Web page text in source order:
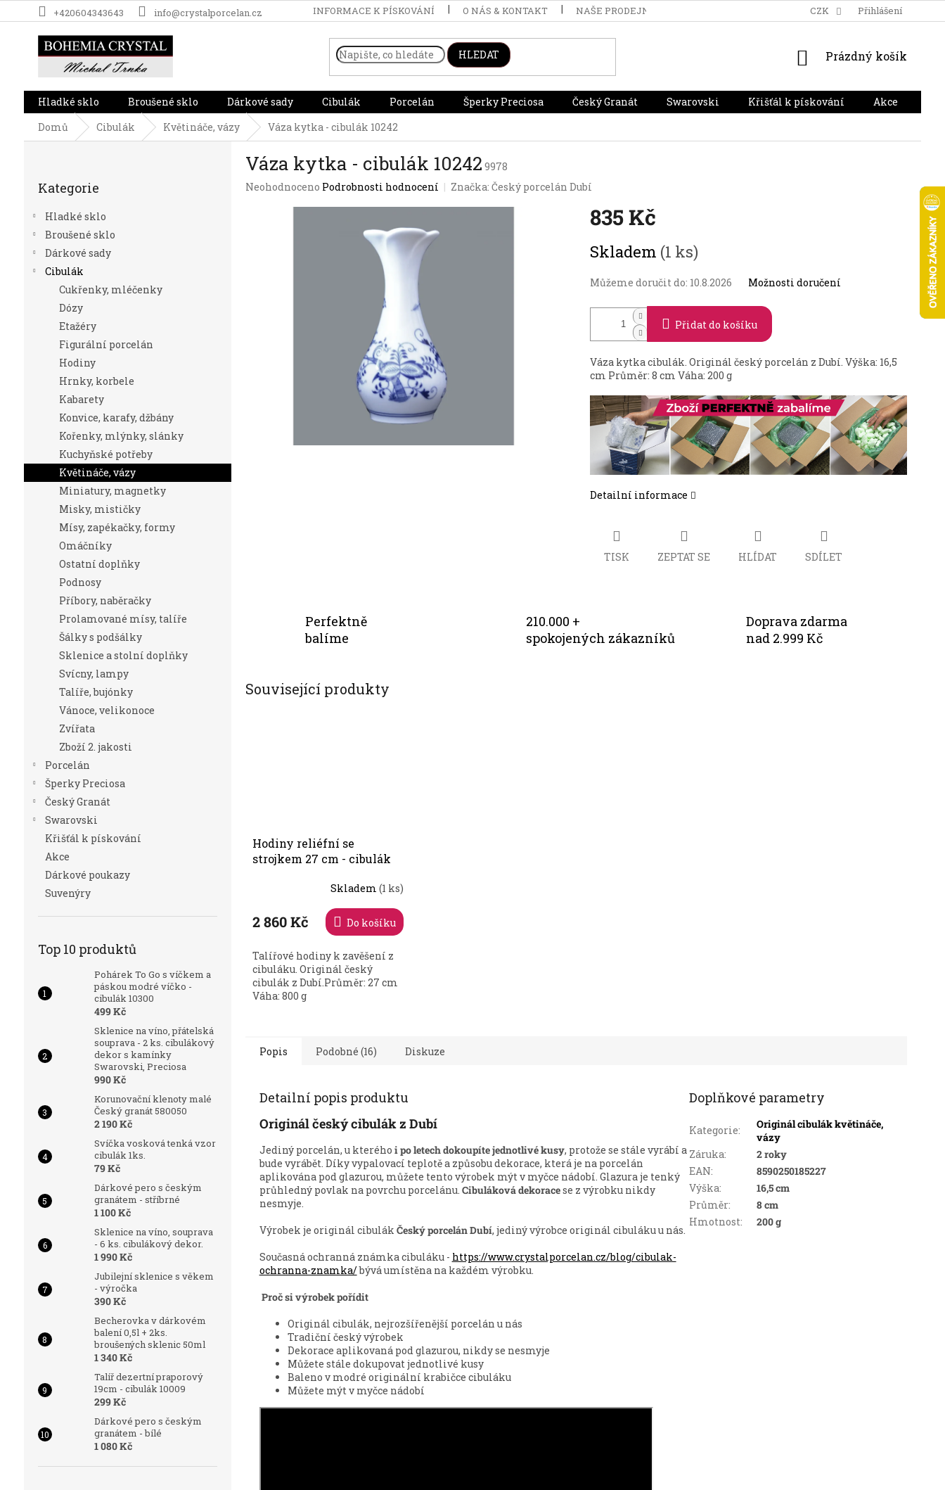
na
+420604343643 info@crystalporcelan.cz INFORMACE K PÍSKOVÁNÍ O NÁS & KONTAKT NAŠE PRODEJNA HODNOCENÍ OBCHODU
CZK Přihlášení
HLEDAT
NÁKUPNÍ
Prázdný košík
Hladké sklo Broušené sklo Dárkové sady Cibulák Porcelán Šperky Preciosa Český Granát Swarovski Křišťál k pískování Akce
Domů
Cibulák Květináče, vázy Váza kytka - cibulák 10242
kategorie
Kategorie
Hladké sklo
Broušené sklo
Dárkové sady
Cibulák
Cukřenky, mléčenky
Dózy
Etažéry
Figurální porcelán
Hodiny
Hrnky, korbele
Kabarety
Konvice, karafy, džbány
Kořenky, mlýnky, slánky
Kuchyňské potřeby
Květináče, vázy
Miniatury, magnetky
Misky, mističky
Mísy, zapékačky, formy
Omáčníky
Ostatní doplňky
Podnosy
Příbory, naběračky
Prolamované mísy, talíře
Šálky s podšálky
Sklenice a stolní doplňky
Svícny, lampy
Talíře, bujónky
Vánoce, velikonoce
Zvířata
Zboží 2. jakosti
Porcelán
Šperky Preciosa
Český Granát
Swarovski
Křišťál k pískování
Akce
Dárkové poukazy
Suvenýry
Top 10 produktů
Pohárek To Go s víčkem a
páskou modré víčko -
cibulák 10300
499 Kč
Sklenice na víno, přátelská
souprava - 2 ks. cibulákový
dekor s kamínky
Swarovski, Preciosa
990 Kč
Korunovační klenoty malé
Český granát 580050
2 190 Kč
Svíčka vosková tenká vzor
cibulák 1ks.
79 Kč
Dárkové pero s českým
granátem - stříbrné
1 100 Kč
Sklenice na víno, souprava
- 6 ks. cibulákový dekor.
1 990 Kč
Jubilejní sklenice s věkem
- výročka
390 Kč
Becherovka v dárkovém
balení 0,5l + 2ks.
broušených sklenic 50ml
1 340 Kč
Talíř dezertní praporový
19cm - cibulák 10009
299 Kč
Dárkové pero s českým
granátem - bílé
1 080 Kč
Váza kytka - cibulák 10242 9978
Průměrné
Neohodnoceno Podrobnosti hodnocení Značka:Český porcelán Dubí
835 Kč
cena:
Skladem (1 ks)
Můžeme doručit do: 10.8.2026 Možnosti doručení
Přidat do košíku
Váza kytka cibulák. Originál český porcelán z Dubí. Výška: 16,5
cm Průměr: 8 cm Váha: 200 g
Detailní informace
TISK ZEPTAT SE HLÍDAT SDÍLET
Perfektně
balíme
210.000 +
spokojených zákazníků
Doprava zdarma
nad 2.999 Kč
Související produkty
Hodiny reliéfní se
strojkem 27 cm - cibulák
Skladem(1 ks)
2 860 Kč Do košíku
Talířové hodiny k zavěšení z
cibuláku. Originál český
cibulák z Dubí.Průměr: 27 cm
Váha: 800 g
Popis Podobné (16) Diskuze
Detailní popis produktu
Originál český cibulák z Dubí
Jediný porcelán, u kterého i po letech dokoupíte jednotlivé kusy, protože se stále vyrábí a
bude vyrábět. Díky vypalovací teplotě a způsobu dekorace, která je na porcelán
aplikována pod glazurou, můžete tento výrobek mýt v myčce nádobí. Glazura je tenký
průhledný povlak na povrchu porcelánu. Cibuláková dekoracese z výrobku nikdy
nesmyje.
Výrobek je originál cibulák Český porcelán Dubí, jediný výrobce originál cibuláku u nás.
Současná ochranná známka cibuláku - https://www.crystalporcelan.cz/blog/cibulak-
ochranna-znamka/bývá umístěna na každém výrobku.
Proč si výrobek pořídit
Originál cibulák, nejrozšířenější porcelán u nás
Tradiční český výrobek
Dekorace aplikovaná pod glazurou, nikdy se nesmyje
Můžete stále dokupovat jednotlivé kusy
Baleno v modré originální krabičce cibuláku
Můžete mýt v myčce nádobí
Doplňkové parametry
Kategorie:
Originál cibulák květináče,
vázy
Záruka:
2 roky
EAN:
8590250185227
Výška:
16,5 cm
Průměr:
8 cm
Hmotnost: 200 g